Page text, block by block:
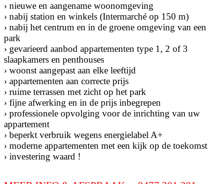
› nieuwe en aangename woonomgeving
› nabij station en winkels (Intermarché op 150 m)
› nabij het centrum en in de groene omgeving van een
park
› gevarieerd aanbod appartementen type 1, 2 of 3
slaapkamers en penthouses
› woonst aangepast aan elke leeftijd
› appartementen aan correcte prijs
› ruime terrassen met zicht op het park
› fijne afwerking en in de prijs inbegrepen
› professionele opvolging voor de inrichting van uw
appartement
› beperkt verbruik wegens energielabel A+
› moderne appartementen met een kijk op de toekomst
› investering waard !